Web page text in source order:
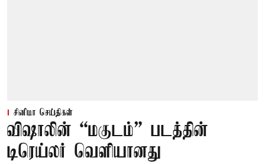
சினிமா செய்திகள்
விஷாலின் “மகுடம்” படத்தின்
டிரெய்லர் வெளியானது